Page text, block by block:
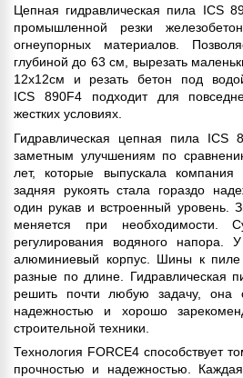
Цепная гидравлическая пила ICS
промышленной резки
огнеупорных материалов.
глубиной до 63 см, вырезать
12х12см и резать бетон под
ICS 890F4 подходит для
жестких условиях.
Гидравлическая цепная пила ICS
заметным улучшениям по
лет, которые выпускала
задняя рукоять стала гораздо
один рукав и встроенный уровень.
меняется при необходимости.
регулирования водяного напора.
алюминиевый корпус. Шины к пиле
разные по длине. Гидравлическая
решить почти любую задачу, она
надежностью и хорошо
строительной техники.
Технология FORCE4 способствует
прочностью и надежностью.